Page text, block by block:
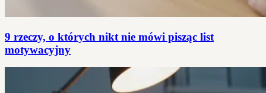
9 rzeczy, o których nikt nie mówi pisząc list
motywacyjny